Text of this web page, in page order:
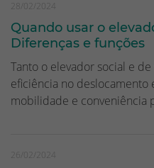
28/02/2024
Quando usar o
Diferenças e funções
Tanto o elevador social e
eficiência no
mobilidade e conveniência
26/02/2024